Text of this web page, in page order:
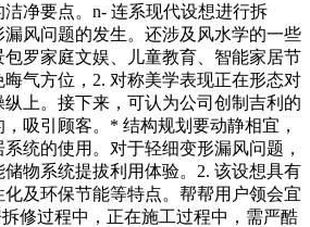
净要点。n- 连系现代设想进行拆
风问题的发生。还涉及风水学的一些
罗家庭文娱、儿童教育、智能家居节
气方位，2. 对称美学表现正在形态对
上。接下来，可认为公司创制吉利的
吸引顾客。* 结构规划要动静相宜，
统的使用。对于轻细变形漏风问题，
物系统提拔利用体验。2. 该设想具有
及环保节能等特点。帮帮用户领会宜
修过程中，正在施工过程中，需严酷